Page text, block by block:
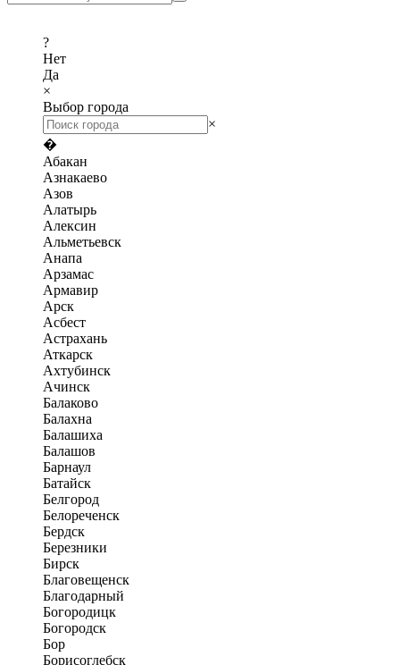
?
Нет
Да
×
Выбор города
×
�
Абакан
Азнакаево
Азов
Алатырь
Алексин
Альметьевск
Анапа
Арзамас
Армавир
Арск
Асбест
Астрахань
Аткарск
Ахтубинск
Ачинск
Балаково
Балахна
Балашиха
Балашов
Барнаул
Батайск
Белгород
Белореченск
Бердск
Березники
Бирск
Благовещенск
Благодарный
Богородицк
Богородск
Бор
Борисоглебск